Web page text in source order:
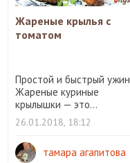
Жареные крылья с
томатом
Простой и быстрый
Жареные куриные
крылышки — это...
26.01.2018, 18:12
тамара агапитова